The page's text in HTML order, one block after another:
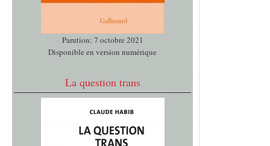
Parution: 7 octobre 2021
Disponible en version numérique
La question trans